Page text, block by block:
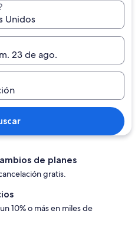
Unidos
23 de ago.
de planes
gratis.
10% o más en miles de